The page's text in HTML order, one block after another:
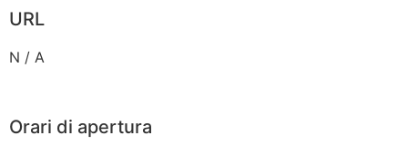
URL
N / A
Orari di apertura